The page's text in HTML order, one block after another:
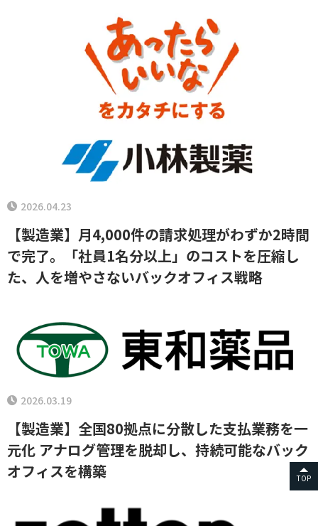
【製造業】月4,000件の請求処理がわずか2時間
で完了。「社員1名分以上」のコストを圧縮し
た、人を増やさないバックオフィス戦略
2026.04.23
【製造業】全国80拠点に分散した支払業務を一
元化 アナログ管理を脱却し、持続可能なバック
オフィスを構築
2026.03.19
TOP